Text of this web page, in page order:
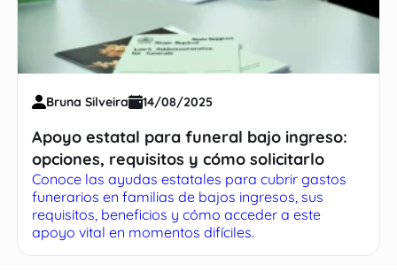
Bruna Silveira 14/08/2025
Apoyo estatal para funeral bajo ingreso:
opciones, requisitos y cómo solicitarlo
Conoce las ayudas estatales para cubrir gastos
funerarios en familias de bajos ingresos, sus
requisitos, beneficios y cómo acceder a este
apoyo vital en momentos difíciles.